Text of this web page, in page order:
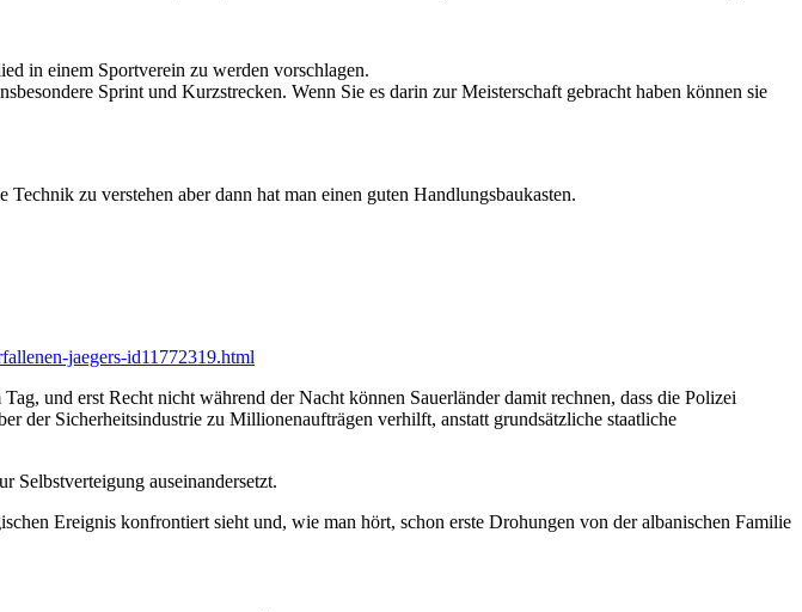
in einem Sportverein zu werden vorschlagen.
Sprint und Kurzstrecken. Wenn Sie es darin zur Meisterschaft gebracht haben können sie
zu verstehen aber dann hat man einen guten Handlungsbaukasten.
jaegers-id11772319.html
und erst Recht nicht während der Nacht können Sauerländer damit rechnen, dass die Polizei
der Sicherheitsindustrie zu Millionenaufträgen verhilft, anstatt grundsätzliche staatliche
Selbstverteigung auseinandersetzt.
Ereignis konfrontiert sieht und, wie man hört, schon erste Drohungen von der albanischen Familie